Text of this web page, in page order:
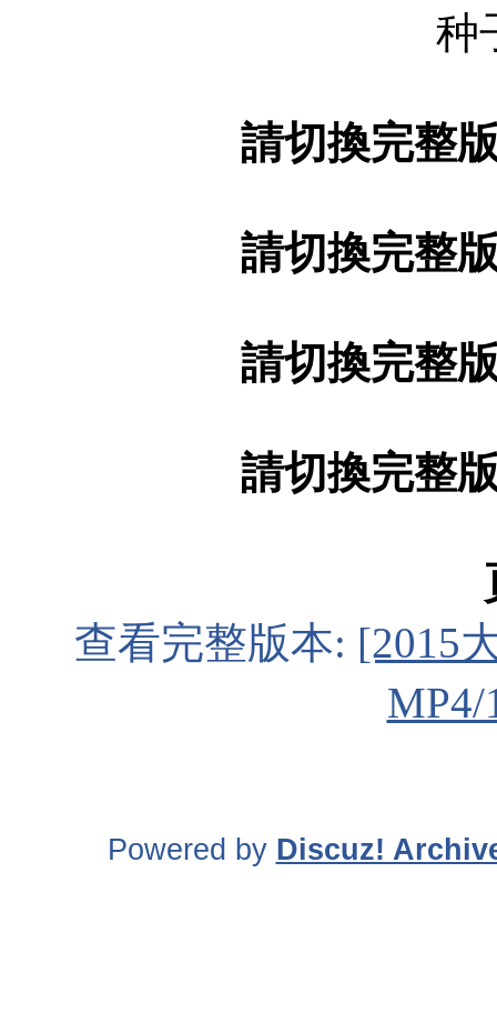
种
請切換完整
請切換完整
請切換完整
請切換完整
查看完整版本: [2015
Powered by Discuz!